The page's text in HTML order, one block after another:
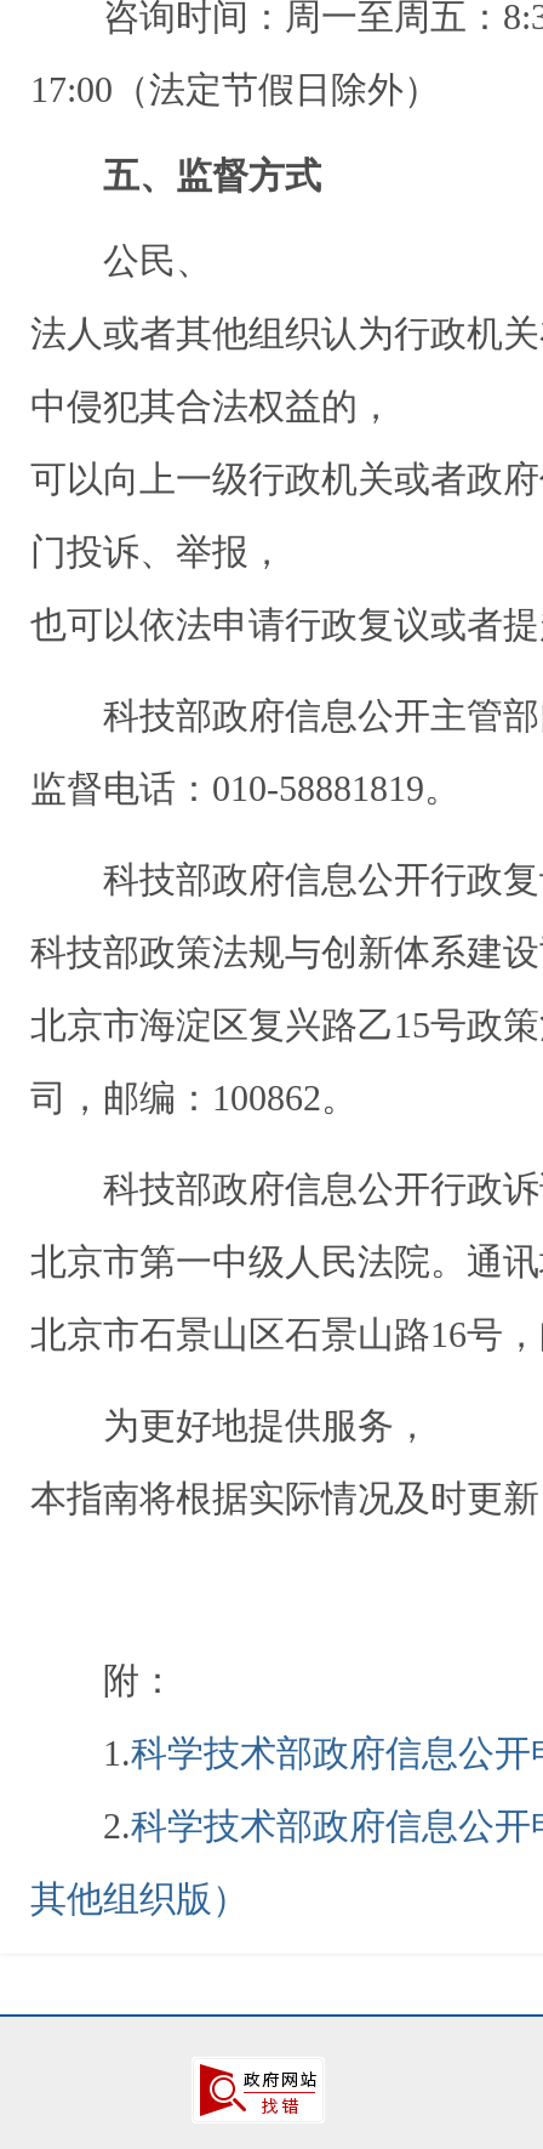
咨询时间：周一至周五：
17:00（法定节假日除外）
五、监督方式
公民、
法人或者其他组织认为行政机
中侵犯其合法权益的，
可以向上一级行政机关或者政
门投诉、举报，
也可以依法申请行政复议或者
科技部政府信息公开主管部
监督电话：010-58881819。
科技部政府信息公开行政复
科技部政策法规与创新体系建
北京市海淀区复兴路乙15号政
司，邮编：100862。
科技部政府信息公开行政诉
北京市第一中级人民法院。通
北京市石景山区石景山路16号
为更好地提供服务，
本指南将根据实际情况及时更
附：
1.科学技术部政府信息公
2.科学技术部政府信息公
其他组织版）